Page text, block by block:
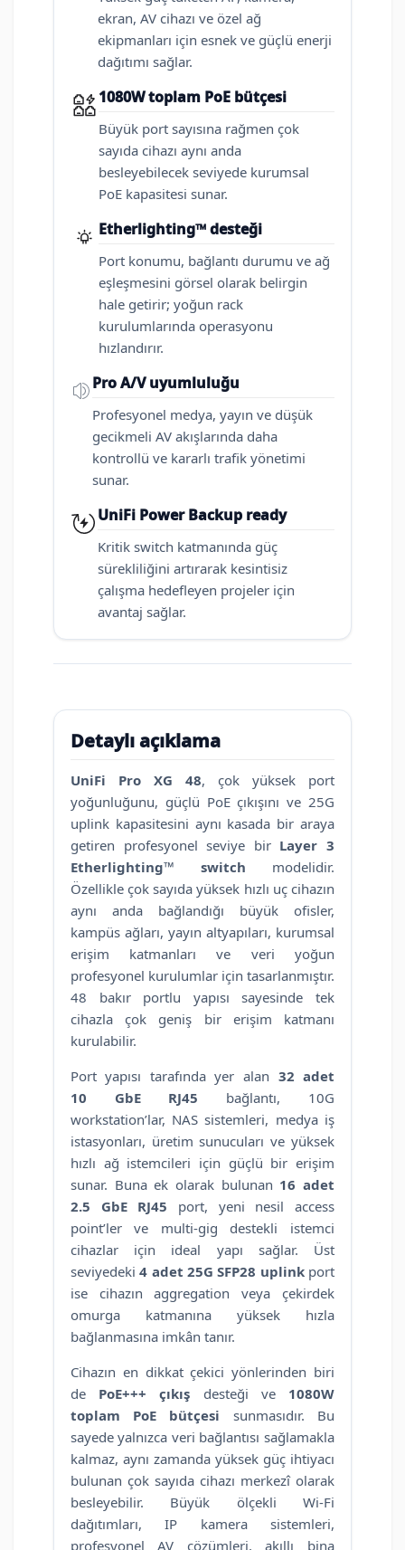
ekran, AV cihazı ve özel ağ
ekipmanları için esnek ve güçlü enerji
dağıtımı sağlar.
1080W toplam PoE bütçesi
Büyük port sayısına rağmen çok
sayıda cihazı aynı anda
besleyebilecek seviyede kurumsal
PoE kapasitesi sunar.
Etherlighting™ desteği
Port konumu, bağlantı durumu ve ağ
eşleşmesini görsel olarak belirgin
hale getirir; yoğun rack
kurulumlarında operasyonu
hızlandırır.
Pro A/V uyumluluğu
Profesyonel medya, yayın ve düşük
gecikmeli AV akışlarında daha
kontrollü ve kararlı trafik yönetimi
sunar.
UniFi Power Backup ready
Kritik switch katmanında güç
sürekliliğini artırarak kesintisiz
çalışma hedefleyen projeler için
avantaj sağlar.
Detaylı açıklama
UniFi Pro XG 48, çok yüksek port
yoğunluğunu, güçlü PoE çıkışını ve 25G
uplink kapasitesini aynı kasada bir araya
getiren profesyonel seviye bir Layer 3
Etherlighting™ switch modelidir.
Özellikle çok sayıda yüksek hızlı uç cihazın
aynı anda bağlandığı büyük ofisler,
kampüs ağları, yayın altyapıları, kurumsal
erişim katmanları ve veri yoğun
profesyonel kurulumlar için tasarlanmıştır.
48 bakır portlu yapısı sayesinde tek
cihazla çok geniş bir erişim katmanı
kurulabilir.
Port yapısı tarafında yer alan 32 adet
10 GbE RJ45 bağlantı, 10G
workstation’lar, NAS sistemleri, medya iş
istasyonları, üretim sunucuları ve yüksek
hızlı ağ istemcileri için güçlü bir erişim
sunar. Buna ek olarak bulunan 16 adet
2.5 GbE RJ45 port, yeni nesil access
point’ler ve multi-gig destekli istemci
cihazlar için ideal yapı sağlar. Üst
seviyedeki4 adet 25G SFP28 uplinkport
ise cihazın aggregation veya çekirdek
omurga katmanına yüksek hızla
bağlanmasına imkân tanır.
Cihazın en dikkat çekici yönlerinden biri
de PoE+++ çıkış desteği ve 1080W
toplam PoE bütçesi sunmasıdır. Bu
sayede yalnızca veri bağlantısı sağlamakla
kalmaz, aynı zamanda yüksek güç ihtiyacı
bulunan çok sayıda cihazı merkezî olarak
besleyebilir. Büyük ölçekli Wi-Fi
dağıtımları, IP kamera sistemleri,
profesyonel AV çözümleri, akıllı bina